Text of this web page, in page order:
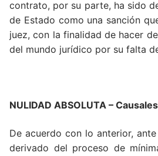
contrato, por su parte, ha sido
de Estado como una sanción
juez, con la finalidad de hacer
del mundo jurídico por su falta
NULIDAD ABSOLUTA – Causales
De acuerdo con lo anterior,
derivado del proceso de